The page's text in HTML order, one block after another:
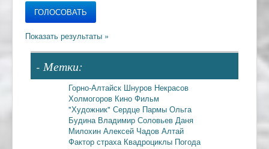
- Метки:
Горно-Алтайск Шнуров Некрасов
Холмогоров Кино Фильм
"Художник" Сердце Пармы Ольга
Будина Владимир Соловьев Даня
Милохин Алексей Чадов Алтай
Фактор страха Квадроциклы Погода